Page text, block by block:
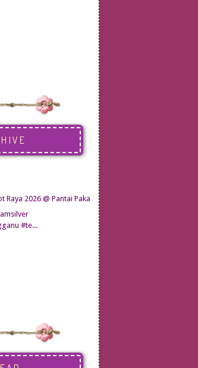
2026 @ Pantai Paka
#te...